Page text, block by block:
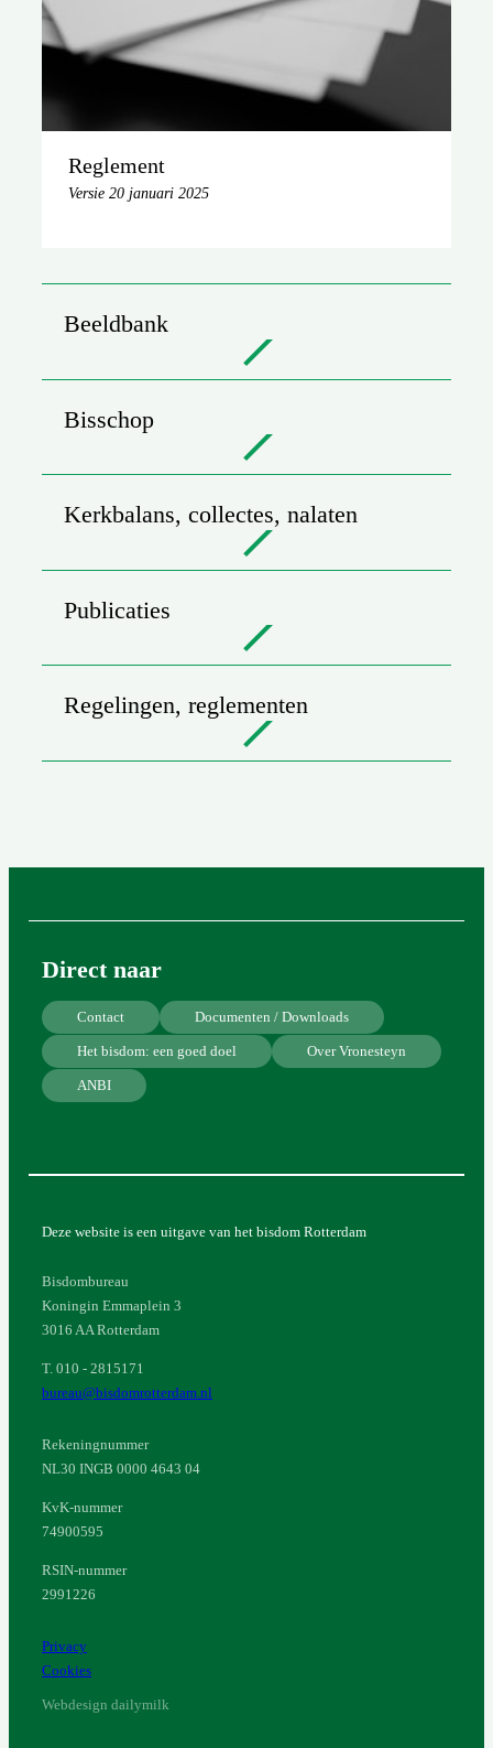
Reglement
Versie 20 januari 2025
Beeldbank
Bisschop
Kerkbalans, collectes, nalaten
Publicaties
Regelingen, reglementen
Direct naar
Contact Documenten / Downloads
Het bisdom: een goed doel Over Vronesteyn
ANBI
Deze website is een uitgave van het bisdom Rotterdam
Bisdombureau
Koningin Emmaplein 3
3016 AA Rotterdam
T. 010 - 2815171
bureau@bisdomrotterdam.nl
Rekeningnummer
NL30 INGB 0000 4643 04
KvK-nummer
74900595
RSIN-nummer
2991226
Privacy
Cookies
Webdesign dailymilk